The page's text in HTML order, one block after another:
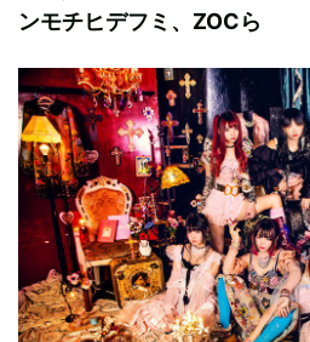
ンモチヒデフミ、ZOCら